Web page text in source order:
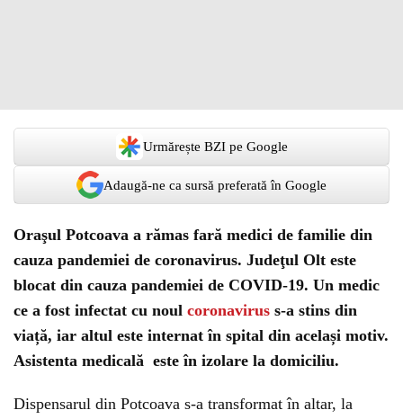
Urmărește BZI pe Google
Adaugă-ne ca sursă preferată în Google
Oraşul Potcoava a rămas fară medici de familie din
cauza pandemiei de coronavirus. Judeţul Olt este
blocat din cauza pandemiei de COVID-19. Un medic
ce a fost infectat cu noul coronavirus s-a stins din
viață, iar altul este internat în spital din același motiv.
Asistenta medicală este în izolare la domiciliu.
Dispensarul din Potcoava s-a transformat în altar, la